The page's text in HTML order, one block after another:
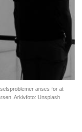
anses for at
Arkivfoto: Unsplash